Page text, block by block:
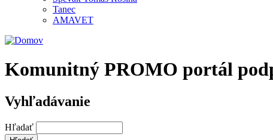
Tanec
AMAVET
Komunitný PROMO portál
Vyhľadávanie
Hľadať